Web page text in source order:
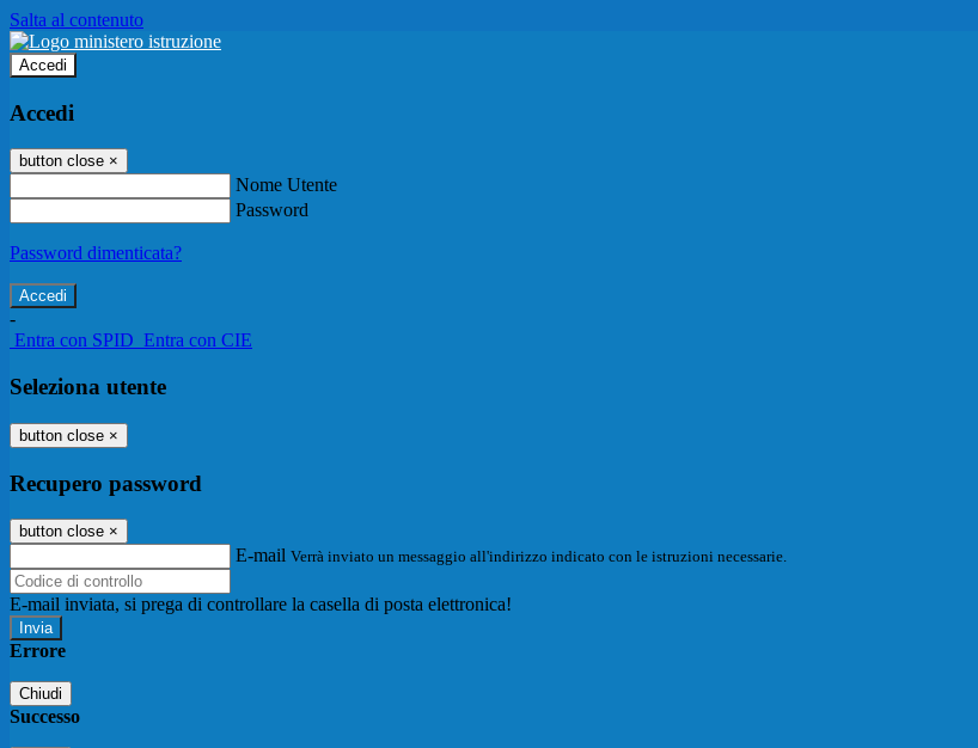
Salta al contenuto
Accedi
Accedi
button close ×
Nome Utente
Password
Password dimenticata?
-
Entra con SPID Entra con CIE
Seleziona utente
button close ×
Recupero password
button close ×
E-mail Verrà inviato un messaggio all'indirizzo indicato con le istruzioni necessarie.
E-mail inviata, si prega di controllare la casella di posta elettronica!
Errore
Chiudi
Successo